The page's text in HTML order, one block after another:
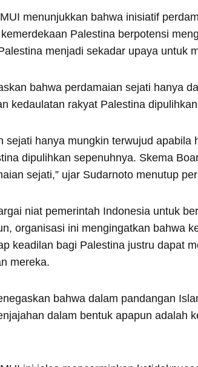
menunjukkan bahwa inisiatif
Palestina berpotensi
menjadi sekadar upaya untuk
bahwa perdamaian sejati hanya
kedaulatan rakyat Palestina
sejati hanya mungkin terwujud apabila
dipulihkan sepenuhnya. Skema
sejati,” ujar Sudarnoto menutup
niat pemerintah Indonesia untuk
organisasi ini mengingatkan bahwa
keadilan bagi Palestina justru dapat
mereka.
bahwa dalam pandangan
dalam bentuk apapun adalah